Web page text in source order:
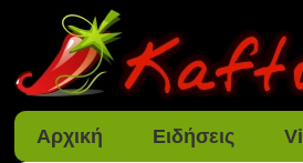
Αρχική Ειδήσεις